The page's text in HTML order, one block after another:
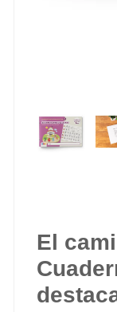
El